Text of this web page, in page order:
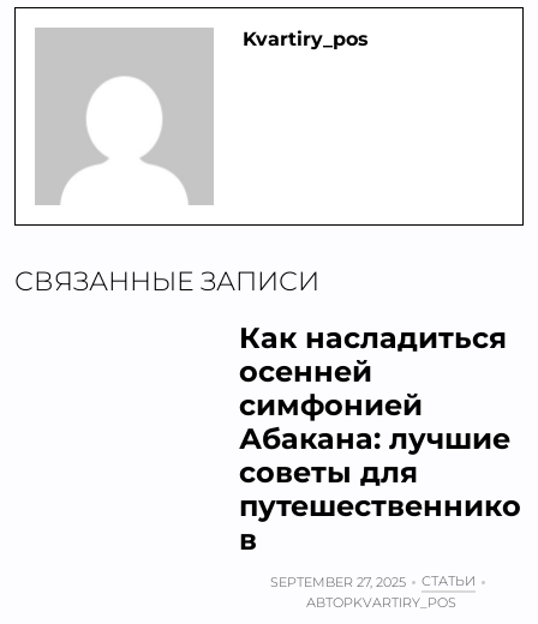
Kvartiry_pos
СВЯЗАННЫЕ ЗАПИСИ
Как насладиться
осенней
симфонией
Абакана: лучшие
советы для
путешественнико
в
SEPTEMBER 27, 2025
СТАТЬИ
АВТОРKVARTIRY_POS